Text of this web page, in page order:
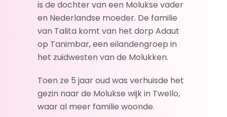
is de dochter van een Molukse vader
en Nederlandse moeder. De familie
van Talita komt van het dorp Adaut
op Tanimbar, een eilandengroep in
het zuidwesten van de Molukken.
Toen ze 5 jaar oud was verhuisde het
gezin naar de Molukse wijk in Twello,
waar al meer familie woonde.